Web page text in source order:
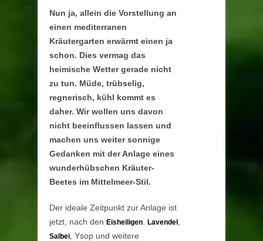
Nun ja, allein die Vorstellung an
einen mediterranen
Kräutergarten erwärmt einen ja
schon. Dies vermag das
heimische Wetter gerade nicht
zu tun. Müde, trübselig,
regnerisch, kühl kommt es
daher. Wir wollen uns davon
nicht beeinflussen lassen und
machen uns weiter sonnige
Gedanken mit der Anlage eines
wunderhübschen Kräuter-
Beetes im Mittelmeer-Stil.
Der ideale Zeitpunkt zur Anlage ist
jetzt, nach den Eisheiligen Lavendel
Salbei , Ysop und weitere